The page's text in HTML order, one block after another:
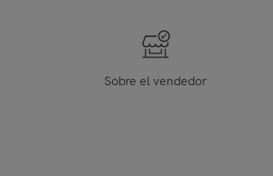
Sobre el vendedor